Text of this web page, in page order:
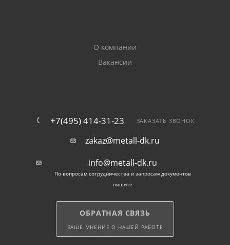
О компании
Вакансии
+7(495) 414-31-23 ЗАКАЗАТЬ ЗВОНОК
zakaz@metall-dk.ru
info@metall-dk.ru
По вопросам сотрудничества и запросам документов
пишите
ОБРАТНАЯ СВЯЗЬ
ВАШЕ МНЕНИЕ О НАШЕЙ РАБОТЕ